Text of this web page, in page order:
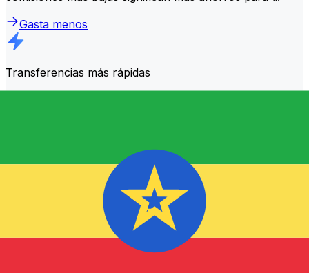
Gasta menos
Transferencias más rápidas
Preguntas frecuentes
¿Qué es un código SWIFT y por qué lo necesito en Etiopía?
Un código SWIFT —también conocido como BIC